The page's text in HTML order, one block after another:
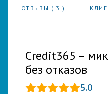
ОТЗЫВЫ ( 3)
Credit365 –
без отказов
5.0